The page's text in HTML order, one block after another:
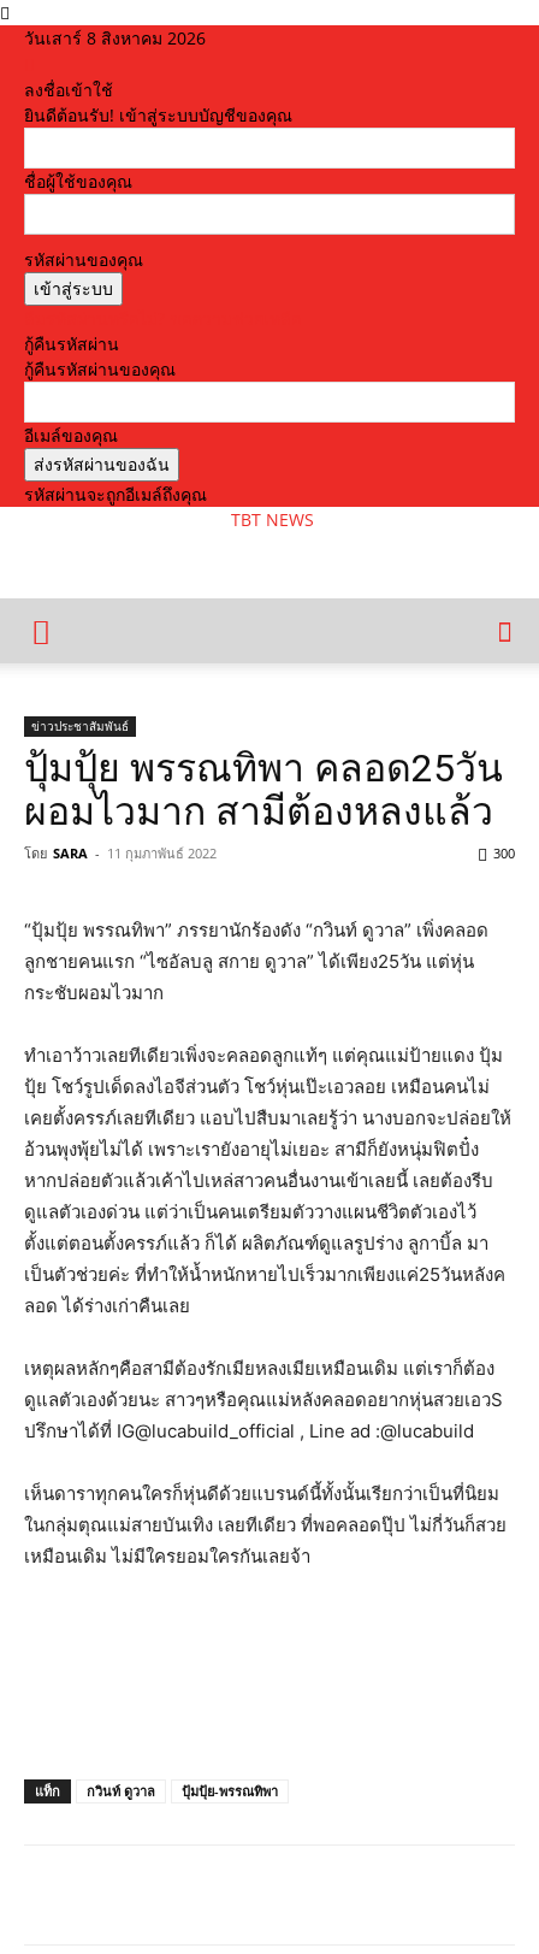
วันเสาร์ 8 สิงหาคม 2026
ลงชื่อเข้าใช้
ยินดีต้อนรับ! เข้าสู่ระบบบัญชีของคุณ
ชื่อผู้ใช้ของคุณ
รหัสผ่านของคุณ
กู้คืนรหัสผ่าน
กู้คืนรหัสผ่านของคุณ
อีเมล์ของคุณ
รหัสผ่านจะถูกอีเมล์ถึงคุณ
TBT NEWS
ข่าวประชาสัมพันธ์
ปุ้มปุ้ย พรรณทิพา คลอด25วัน
ผอมไวมาก สามีต้องหลงแล้ว
โดย SARA - 11 กุมภาพันธ์ 2022 300
“ปุ้มปุ้ย พรรณทิพา” ภรรยานักร้องดัง “กวินท์ ดูวาล” เพิ่งคลอด
ลูกชายคนแรก “ไซอัลบลู สกาย ดูวาล”ได้เพียง25วัน แต่หุ่น
กระชับผอมไวมาก
ทำเอาว้าวเลยทีเดียวเพิ่งจะคลอดลูกแท้ๆ แต่คุณแม่ป้ายแดง ปุ้ม
ปุ้ย โชว์รูปเด็ดลงไอจีส่วนตัว โชว์หุ่นเป๊ะเอวลอย เหมือนคนไม่
เคยตั้งครรภ์เลยทีเดียว แอบไปสืบมาเลยรู้ว่า นางบอกจะปล่อยให้
อ้วนพุงพุ้ยไม่ได้ เพราะเรายังอายุไม่เยอะ สามีก็ยังหนุ่มฟิตปั๋ง
หากปล่อยตัวแล้วเค้าไปเหล่สาวคนอื่นงานเข้าเลยนี้ เลยต้องรีบ
ดูแลตัวเองด่วน แต่ว่าเป็นคนเตรียมตัววางแผนชีวิตตัวเองไว้
ตั้งแต่ตอนตั้งครรภ์แล้ว ก็ได้ ผลิตภัณฑ์ดูแลรูปร่าง ลูกาบิ้ล มา
เป็นตัวช่วยค่ะ ที่ทำให้น้ำหนักหายไปเร็วมากเพียงแค่25วันหลังค
ลอด ได้ร่างเก่าคืนเลย
เหตุผลหลักๆคือสามีต้องรักเมียหลงเมียเหมือนเดิม แต่เราก็ต้อง
ดูแลตัวเองด้วยนะ สาวๆหรือคุณแม่หลังคลอดอยากหุ่นสวยเอวS
ปรึกษาได้ที่ IG@lucabuild_official , Line ad :@lucabuild
เห็นดาราทุกคนใครก็หุ่นดีด้วยแบรนด์นี้ทั้งนั้นเรียกว่าเป็นที่นิยม
ในกลุ่มตุณแม่สายบันเทิง เลยทีเดียว ที่พอคลอดปุ๊ป ไม่กี่วันก็สวย
เหมือนเดิม ไม่มีใครยอมใครกันเลยจ้า
แท็ก กวินท์ ดูวาล ปุ้มปุ้ย-พรรณทิพา